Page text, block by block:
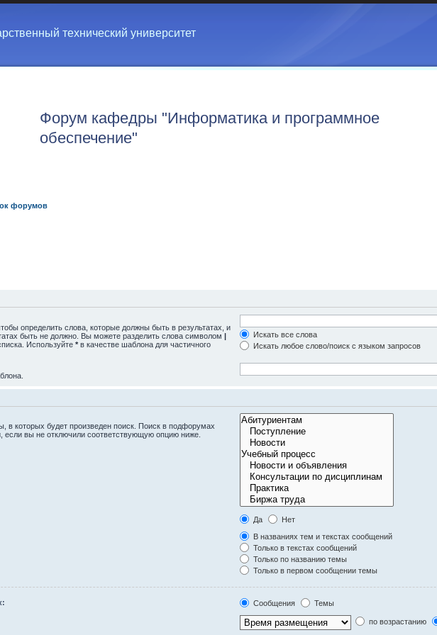
технический университет
Форум кафедры "Информатика и программное
обеспечение"
форумов
определить слова, которые должны быть в результатах, и
быть не должно. Вы можете разделить слова символом |
Используйте * в качестве шаблона для частичного
Искать все слова
Искать любое слово/поиск с языком запросов
которых будет произведен поиск. Поиск в подфорумах
если вы не отключили соответствующую опцию ниже.
Да
Нет
В названиях тем и текстах сообщений
Только в текстах сообщений
Только по названию темы
Только в первом сообщении темы
Сообщения
Темы
по возрастанию